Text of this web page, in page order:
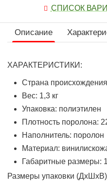
СПИСОК
Описание
ХАРАКТЕРИСТИКИ:
Страна
Вес: 1,3 кг
Упаковка: полиэтилен
Плотность поролона:
Наполнитель: поролон
Материал:
Габаритные размеры:
Размеры упаковки